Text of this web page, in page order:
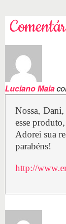
Luciano Maia
Nossa,
esse
Adorei sua
parabéns!
http://